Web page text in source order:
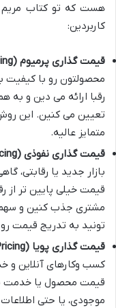
هست که تو کتاب
کاربردین:
قیمت گذاری پرمیوم (Premium Pricing):
محصولتون رو با کیفیت
رقبا ارائه می دین و به
تعیین می کنین. این
متمایز عالیه.
قیمت گذاری نفوذی (Penetration Pricing):
بازار جدید یا رقابتی،
قیمت خیلی پایین تر از
مشتری جذب کنین و سهم
تونید به تدریج قیمت رو
قیمت گذاری پویا (Dynamic Pricing):
کسب وکارهای آنلاین و
قیمت محصول یا خدمت
موجودی، یا حتی